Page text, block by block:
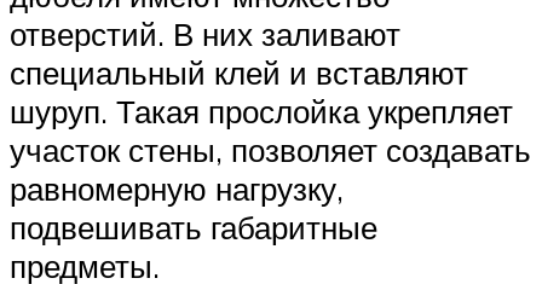
отверстий. В них заливают
специальный клей и вставляют
шуруп. Такая прослойка укрепляет
участок стены, позволяет создавать
равномерную нагрузку,
подвешивать габаритные
предметы.